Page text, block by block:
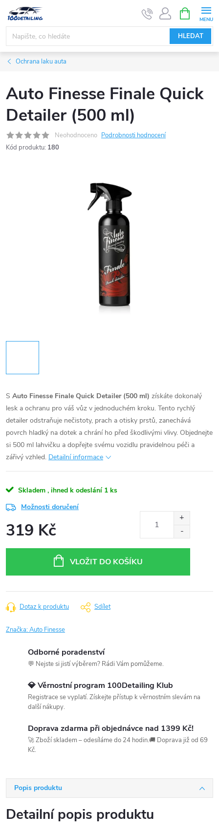
obsah
HLEDAT
NÁKUPNÍ
KOŠÍK
Ochrana laku auta
Auto Finesse Finale Quick
Detailer (500 ml)
Neohodnoceno Podrobnosti hodnocení
Kód produktu: 180
S Auto Finesse Finale Quick Detailer (500 ml) získáte dokonalý
lesk a ochranu pro váš vůz v jednoduchém kroku. Tento rychlý
detailer odstraňuje nečistoty, prach a otisky prstů, zanechává
povrch hladký na dotek a chrání ho před škodlivými vlivy. Objednejte
si 500 ml lahvičku a dopřejte svému vozidlu pravidelnou péči a
zářivý vzhled. Detailní informace
Skladem , ihned k odeslání 1 ks
Možnosti doručení
319 Kč
VLOŽIT DO KOŠÍKU
Dotaz k produktu Sdílet
Značka:Auto Finesse
Odborné poradenství
💬 Nejste si jistí výběrem? Rádi Vám pomůžeme.
💎 Věrnostní program 100Detailing Klub
Registrace se vyplatí. Získejte přístup k věrnostním slevám na
další nákupy.
Doprava zdarma při objednávce nad 1399 Kč!
🚀 Zboží skladem – odesíláme do 24 hodin.🚚 Doprava již od 69
Kč.
Popis produktu
Detailní popis produktu